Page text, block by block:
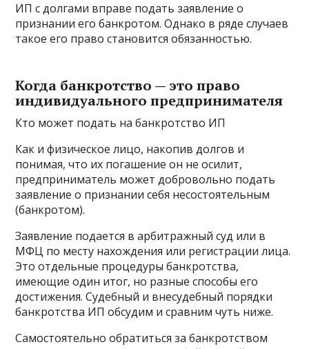
ИП с долгами вправе подать заявление о
признании его банкротом. Однако в ряде случаев
такое его право становится обязанностью.
Когда банкротство — это право
индивидуального предпринимателя
Кто может подать на банкротство ИП
Как и физическое лицо, накопив долгов и
понимая, что их погашение он не осилит,
предприниматель может добровольно подать
заявление о признании себя несостоятельным
(банкротом).
Заявление подается в арбитражный суд или в
МФЦ по месту нахождения или регистрации лица.
Это отдельные процедуры банкротства,
имеющие один итог, но разные способы его
достижения. Судебный и внесудебный порядки
банкротства ИП обсудим и сравним чуть ниже.
Самостоятельно обратиться за банкротством